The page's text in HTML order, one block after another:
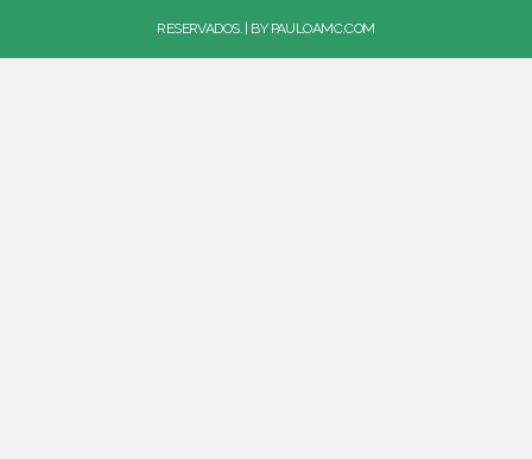
RESERVADOS. | BY PAULOAMC.COM